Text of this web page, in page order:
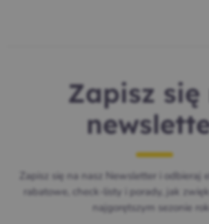
Zapisz się
Zapisz się na nasz Newsletter i odbieraj
rabatowe, check-listy i porady, jak
najgorętszym sezonie